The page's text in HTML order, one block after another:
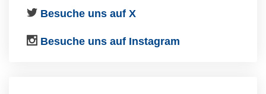
Besuche uns auf X
Besuche uns auf Instagram